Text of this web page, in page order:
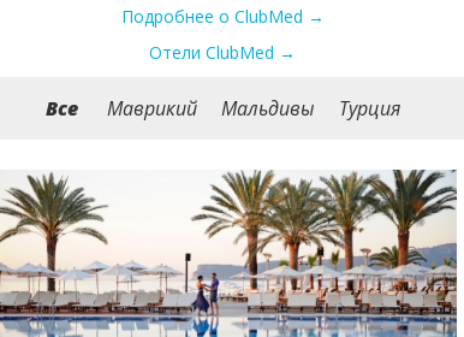
Подробнее о ClubMed →
Отели ClubMed →
Все Маврикий Мальдивы Турция